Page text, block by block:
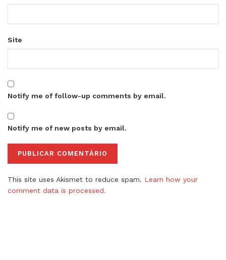
Site
Notify me of follow-up comments by email.
Notify me of new posts by email.
This site uses Akismet to reduce spam. Learn how your
comment data is processed.